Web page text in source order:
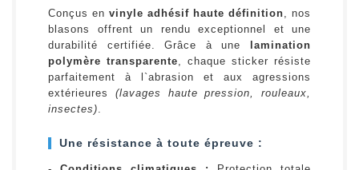
Conçus en vinyle adhésif haute définition, nos
blasons offrent un rendu exceptionnel et une
durabilité certifiée. Grâce à une
lamination
polymère transparente, chaque sticker résiste
parfaitement à l`abrasion et aux agressions
extérieures (lavages haute pression, rouleaux,
insectes).
Une résistance à toute épreuve :